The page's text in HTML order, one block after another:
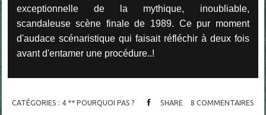
exceptionnelle de la mythique, inoubliable,
scandaleuse scène finale de 1989. Ce pur moment
d'audace scénaristique qui faisait réfléchir à deux fois
avant d'entamer une procédure..!
CATÉGORIES : 4 ** POURQUOI PAS ? SHARE 8 COMMENTAIRES